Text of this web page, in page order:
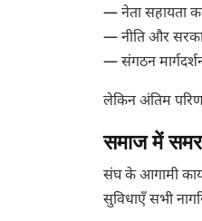
— नेता सहायता
— नीति और
— संगठन
लेकिन अंतिम
समाज में
संघ के आगामी
सुविधाएँ सभी